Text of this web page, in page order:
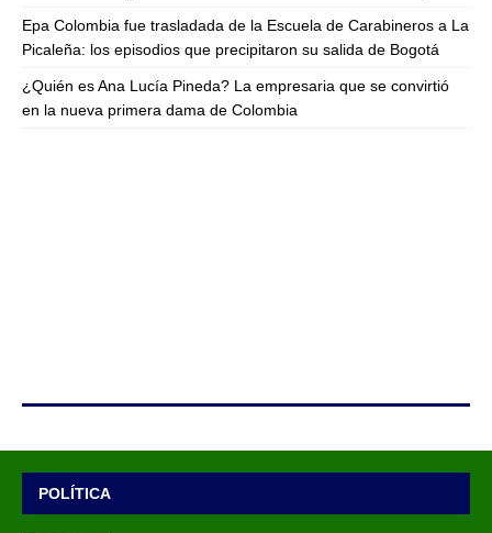
Epa Colombia fue trasladada de la Escuela de Carabineros a La
Picaleña: los episodios que precipitaron su salida de Bogotá
¿Quién es Ana Lucía Pineda? La empresaria que se convirtió
en la nueva primera dama de Colombia
POLÍTICA